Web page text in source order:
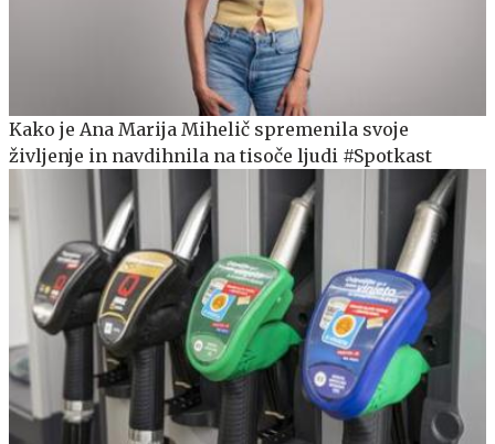
Kako je Ana Marija Mihelič spremenila svoje
življenje in navdihnila na tisoče ljudi #Spotkast